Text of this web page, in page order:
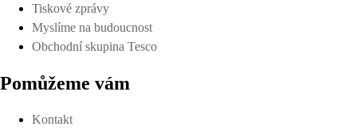
Tiskové zprávy
Myslíme na budoucnost
Obchodní skupina Tesco
Pomůžeme vám
Kontakt